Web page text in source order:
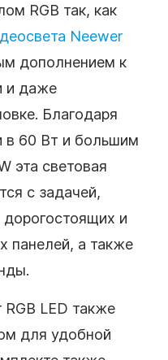
RGB так, как
Neewer
дополнением к
и даже
Благодаря
в 60 Вт и большим
эта световая
с задачей,
и
панелей, а также
LED также
для удобной